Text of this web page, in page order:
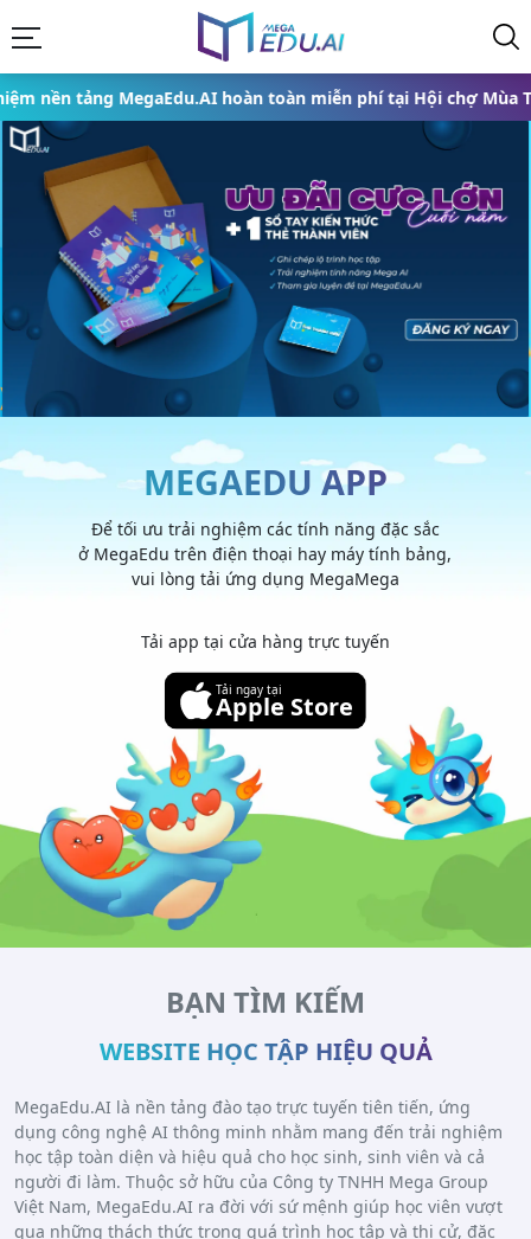
hoàn toàn miễn phí tại Hội chợ Mùa Thu 2025 từ
MEGAEDU APP
Để tối ưu trải nghiệm các tính năng đặc sắc
ở MegaEdu trên điện thoại hay máy tính bảng,
vui lòng tải ứng dụng MegaMega
Tải app tại cửa hàng trực tuyến
Tải ngay tại
Apple Store
BẠN TÌM KIẾM
WEBSITE HỌC TẬP HIỆU QUẢ
MegaEdu.AI là nền tảng đào tạo trực tuyến tiên tiến, ứng
dụng công nghệ AI thông minh nhằm mang đến trải nghiệm
học tập toàn diện và hiệu quả cho học sinh, sinh viên và cả
người đi làm. Thuộc sở hữu của Công ty TNHH Mega Group
Việt Nam, MegaEdu.AI ra đời với sứ mệnh giúp học viên vượt
qua những thách thức trong quá trình học tập và thi cử, đặc